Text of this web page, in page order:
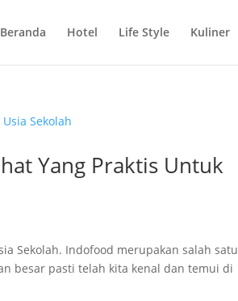
Beranda Hotel Life Style Kuliner
Yang Praktis Untuk
Sekolah. Indofood merupakan salah satu
besar pasti telah kita kenal dan temui di